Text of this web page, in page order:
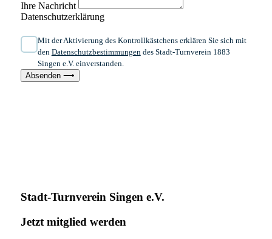
Ihre Nachricht
Datenschutzerklärung
Mit der Aktivierung des Kontrollkästchens erklären Sie sich mit
den Datenschutzbestimmungendes Stadt-Turnverein 1883
Singen e.V. einverstanden.
Absenden ⟶
Stadt-Turnverein Singen e.V.
Jetzt mitglied werden